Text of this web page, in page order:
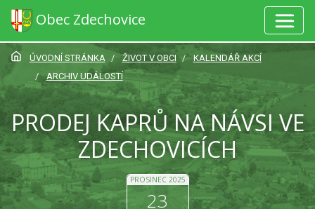
Obec Zdechovice
ÚVODNÍ STRÁNKA ŽIVOT V OBCI
KALENDÁŘ AKCÍ
ARCHIV UDÁLOSTÍ
PRODEJ KAPRŮ NA NÁVSI VE
ZDECHOVICÍCH
PROSINEC 2025
23